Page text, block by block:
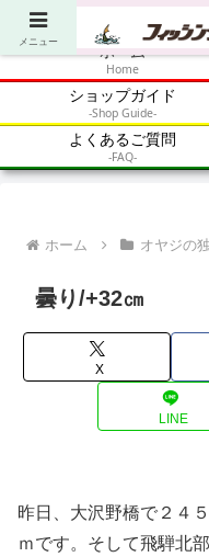
アウトドア・釣り・
ホーム
Home
ショップガイド
-Shop Guide-
よくあるご質問
-FAQ-
ホーム オヤジの
曇り/+32㎝
X
LINE
昨日、大沢野橋で２４
ｍです。そして飛騨北
メニュー